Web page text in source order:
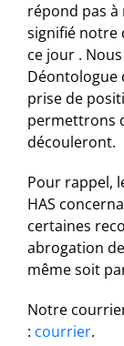
répond pas
signifié notre
ce jour .
prise de
permettrons
découleront.
Pour rappel,
HAS
certaines
abrogation
même soit
Notre
: courrier.